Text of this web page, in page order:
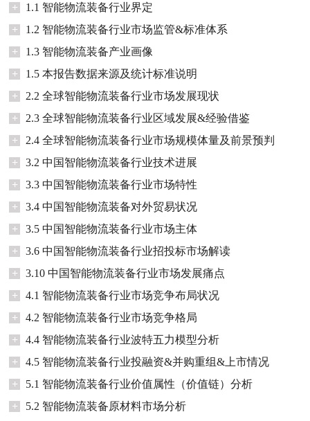
+
1.1 智能物流装备行业界定
+
1.2 智能物流装备行业市场监管&标准体系
+
1.3 智能物流装备产业画像
+
1.5 本报告数据来源及统计标准说明
+
2.2 全球智能物流装备行业市场发展现状
+
2.3 全球智能物流装备行业区域发展&经验借鉴
+
2.4 全球智能物流装备行业市场规模体量及前景预判
+
3.2 中国智能物流装备行业技术进展
+
3.3 中国智能物流装备行业市场特性
+
3.4 中国智能物流装备对外贸易状况
+
3.5 中国智能物流装备行业市场主体
+
3.6 中国智能物流装备行业招投标市场解读
+
3.10 中国智能物流装备行业市场发展痛点
+
4.1 智能物流装备行业市场竞争布局状况
+
4.2 智能物流装备行业市场竞争格局
+
4.4 智能物流装备行业波特五力模型分析
+
4.5 智能物流装备行业投融资&并购重组&上市情况
+
5.1 智能物流装备行业价值属性（价值链）分析
+
5.2 智能物流装备原材料市场分析